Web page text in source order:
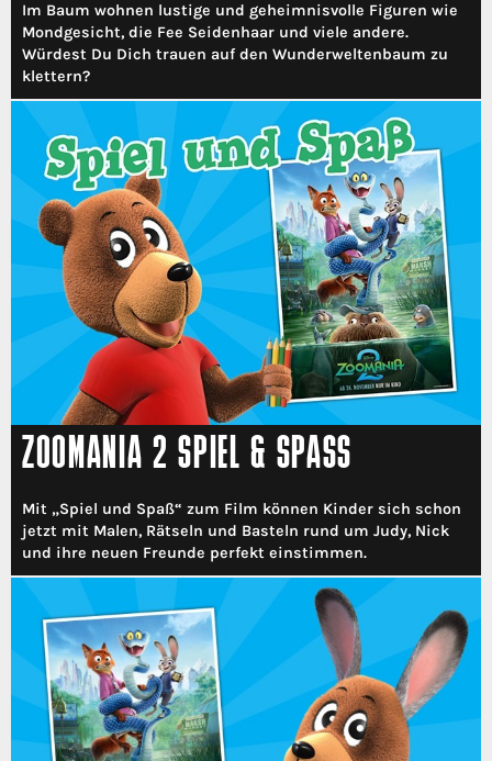
Im Baum wohnen lustige und geheimnisvolle Figuren wie
Mondgesicht, die Fee Seidenhaar und viele andere.
Würdest Du Dich trauen auf den Wunderweltenbaum zu
klettern?
ZOOMANIA 2 SPIEL & SPASS
Mit „Spiel und Spaß“ zum Film können Kinder sich schon
jetzt mit Malen, Rätseln und Basteln rund um Judy, Nick
und ihre neuen Freunde perfekt einstimmen.